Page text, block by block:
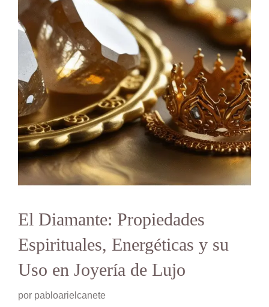
El Diamante: Propiedades
Espirituales, Energéticas y su
Uso en Joyería de Lujo
por pabloarielcanete